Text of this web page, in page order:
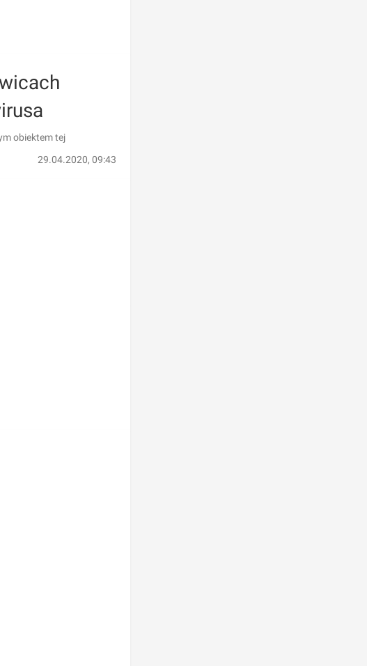
obiektem tej
29.04.2020, 09:43